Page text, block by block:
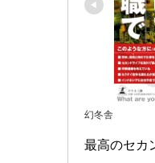
幻冬舎
最高のセカ